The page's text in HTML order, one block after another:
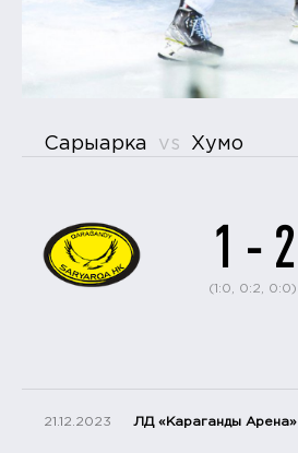
Сарыарка vs Хумо
1 - 2
(1:0, 0:2, 0:0)
21.12.2023 ЛД «Караганды Арена»